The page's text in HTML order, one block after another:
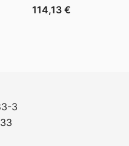
114,13 €
3